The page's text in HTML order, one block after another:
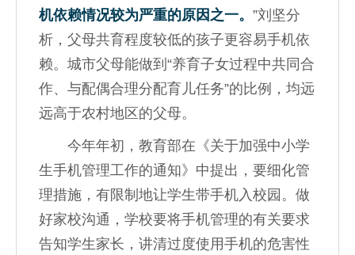
机依赖情况较为严重的原因之一。 ”刘坚分
析，父母共育程度较低的孩子更容易手机依
赖。城市父母能做到“养育子女过程中共同合
作、与配偶合理分配育儿任务”的比例，均远
远高于农村地区的父母。
今年年初，教育部在《关于加强中小学
生手机管理工作的通知》中提出，要细化管
理措施，有限制地让学生带手机入校园。做
好家校沟通，学校要将手机管理的有关要求
告知学生家长，讲清过度使用手机的危害性